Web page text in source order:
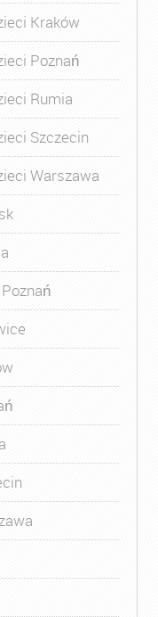
Kraków
Poznań
Rumia
Szczecin
Warszawa